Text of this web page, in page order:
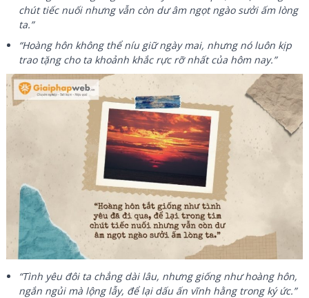
chút tiếc nuối nhưng vẫn còn dư âm ngọt ngào sưởi ấm lòng
ta.”
“Hoàng hôn không thể níu giữ ngày mai, nhưng nó luôn kịp
trao tặng cho ta khoảnh khắc rực rỡ nhất của hôm nay.”
“Tình yêu đôi ta chẳng dài lâu, nhưng giống như hoàng hôn,
ngắn ngủi mà lộng lẫy, để lại dấu ấn vĩnh hằng trong ký ức.”